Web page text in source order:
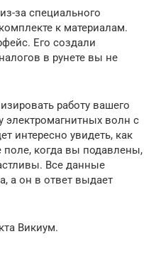
за специального
к материалам.
Его создали
в рунете вы не
работу вашего
электромагнитных волн с
интересно увидеть, как
поле, когда вы подавлены,
Все данные
а он в ответ выдает
Викиум.